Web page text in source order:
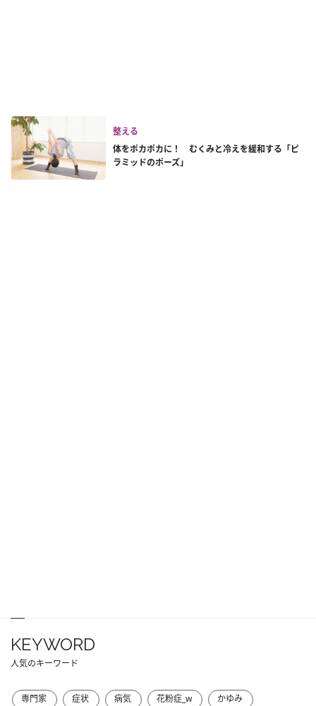
整える
体をポカポカに！ むくみと冷えを緩和する「ピ
ラミッドのポーズ」
KEYWORD
人気のキーワード
専門家 症状 病気 花粉症_w
かゆみ